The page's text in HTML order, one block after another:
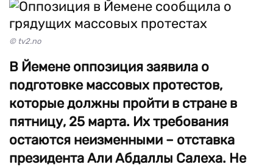
© tv2.no
В Йемене оппозиция заявила о
подготовке массовых протестов,
которые должны пройти в стране в
пятницу, 25 марта. Их требования
остаются неизменными – отставка
президента Али Абдаллы Салеха. Не